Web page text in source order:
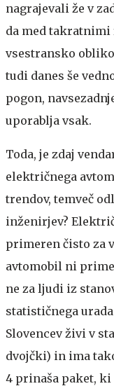
nagrajevali že v
da med
vsestransko
tudi danes še
pogon,
uporablja vsak.
Toda, je zdaj
električnega
trendov, temveč
inženirjev?
primeren čisto za
avtomobil ni
ne za ljudi iz
statističnega
Slovencev živi v
dvojčki) in ima
4 prinaša paket,